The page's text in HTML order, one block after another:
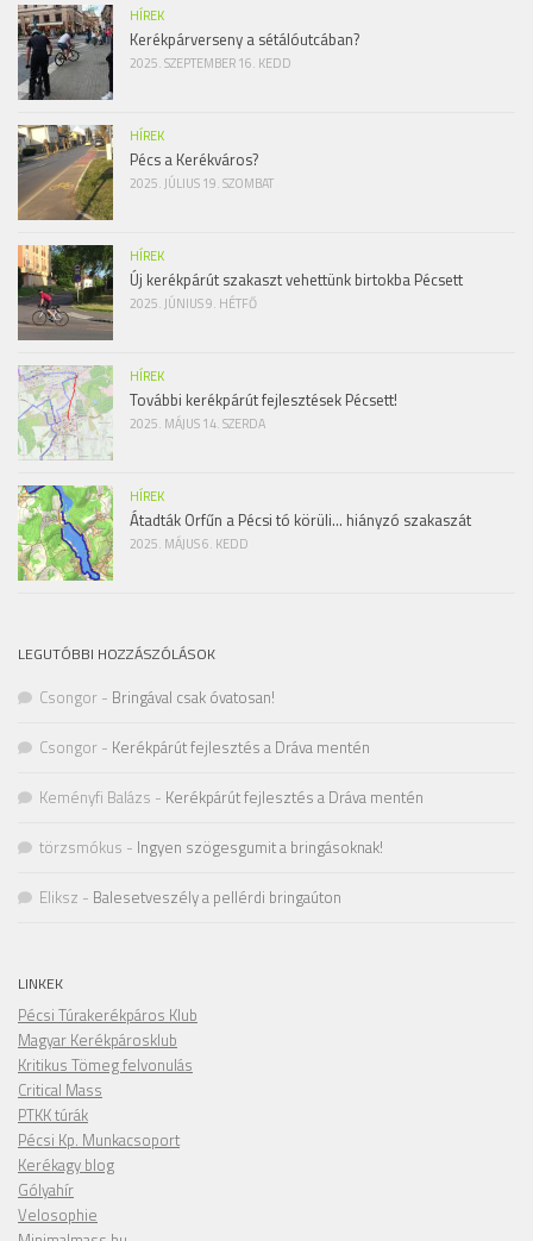
HÍREK
Kerékpárverseny a sétálóutcában?
2025. SZEPTEMBER 16. KEDD
HÍREK
Pécs a Kerékváros?
2025. JÚLIUS 19. SZOMBAT
HÍREK
Új kerékpárút szakaszt vehettünk birtokba Pécsett
2025. JÚNIUS 9. HÉTFŐ
HÍREK
További kerékpárút fejlesztések Pécsett!
2025. MÁJUS 14. SZERDA
HÍREK
Átadták Orfűn a Pécsi tó körüli… hiányzó szakaszát
2025. MÁJUS 6. KEDD
LEGUTÓBBI HOZZÁSZÓLÁSOK
Csongor - Bringával csak óvatosan!
Csongor - Kerékpárút fejlesztés a Dráva mentén
Keményfi Balázs - Kerékpárút fejlesztés a Dráva mentén
törzsmókus - Ingyen szögesgumit a bringásoknak!
Eliksz - Balesetveszély a pellérdi bringaúton
LINKEK
Pécsi Túrakerékpáros Klub
Magyar Kerékpárosklub
Kritikus Tömeg felvonulás
Critical Mass
PTKK túrák
Pécsi Kp. Munkacsoport
Kerékagy blog
Gólyahír
Velosophie